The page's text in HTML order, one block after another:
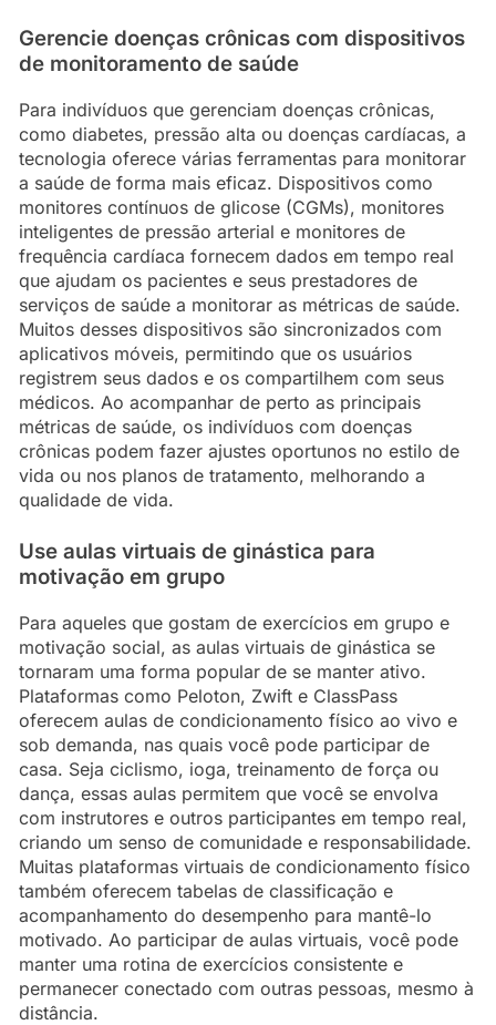
Gerencie doenças crônicas com dispositivos
de monitoramento de saúde
Para indivíduos que gerenciam doenças crônicas,
como diabetes, pressão alta ou doenças cardíacas, a
tecnologia oferece várias ferramentas para monitorar
a saúde de forma mais eficaz. Dispositivos como
monitores contínuos de glicose (CGMs), monitores
inteligentes de pressão arterial e monitores de
frequência cardíaca fornecem dados em tempo real
que ajudam os pacientes e seus prestadores de
serviços de saúde a monitorar as métricas de saúde.
Muitos desses dispositivos são sincronizados com
aplicativos móveis, permitindo que os usuários
registrem seus dados e os compartilhem com seus
médicos. Ao acompanhar de perto as principais
métricas de saúde, os indivíduos com doenças
crônicas podem fazer ajustes oportunos no estilo de
vida ou nos planos de tratamento, melhorando a
qualidade de vida.
Use aulas virtuais de ginástica para
motivação em grupo
Para aqueles que gostam de exercícios em grupo e
motivação social, as aulas virtuais de ginástica se
tornaram uma forma popular de se manter ativo.
Plataformas como Peloton, Zwift e ClassPass
oferecem aulas de condicionamento físico ao vivo e
sob demanda, nas quais você pode participar de
casa. Seja ciclismo, ioga, treinamento de força ou
dança, essas aulas permitem que você se envolva
com instrutores e outros participantes em tempo real,
criando um senso de comunidade e responsabilidade.
Muitas plataformas virtuais de condicionamento físico
também oferecem tabelas de classificação e
acompanhamento do desempenho para mantê-lo
motivado. Ao participar de aulas virtuais, você pode
manter uma rotina de exercícios consistente e
permanecer conectado com outras pessoas, mesmo à
distância.